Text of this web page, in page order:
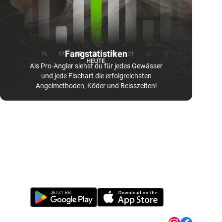
Fangstatistiken
Als Pro-Angler siehst du für jedes Gewässer
und jede Fischart die erfolgreichsten
Angelmethoden, Köder und Beisszeiten!